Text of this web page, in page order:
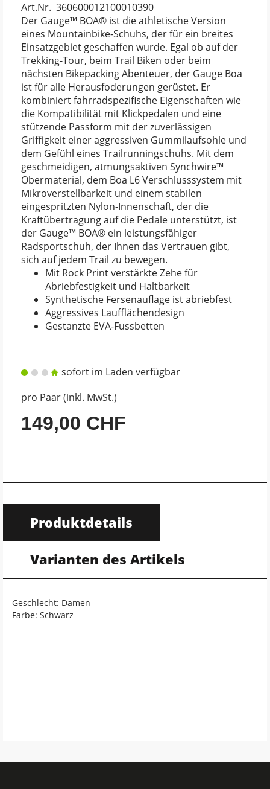
Art.Nr. 360600012100010390
Der Gauge™ BOA® ist die athletische Version
eines Mountainbike-Schuhs, der für ein breites
Einsatzgebiet geschaffen wurde. Egal ob auf der
Trekking-Tour, beim Trail Biken oder beim
nächsten Bikepacking Abenteuer, der Gauge Boa
ist für alle Herausfoderungen gerüstet. Er
kombiniert fahrradspezifische Eigenschaften wie
die Kompatibilität mit Klickpedalen und eine
stützende Passform mit der zuverlässigen
Griffigkeit einer aggressiven Gummilaufsohle und
dem Gefühl eines Trailrunningschuhs. Mit dem
geschmeidigen, atmungsaktiven Synchwire™
Obermaterial, dem Boa L6 Verschlusssystem mit
Mikroverstellbarkeit und einem stabilen
eingespritzten Nylon-Innenschaft, der die
Kraftübertragung auf die Pedale unterstützt, ist
der Gauge™ BOA® ein leistungsfähiger
Radsportschuh, der Ihnen das Vertrauen gibt,
sich auf jedem Trail zu bewegen.
Mit Rock Print verstärkte Zehe für
Abriebfestigkeit und Haltbarkeit
Synthetische Fersenauflage ist abriebfest
Aggressives Laufflächendesign
Gestanzte EVA-Fussbetten
sofort im Laden verfügbar
pro Paar (inkl. MwSt.)
149,00 CHF
Produktdetails
Varianten des Artikels
Geschlecht: Damen
Farbe: Schwarz